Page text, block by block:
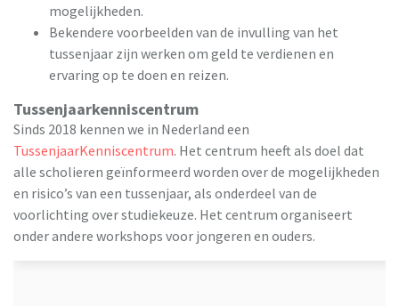
mogelijkheden.
Bekendere voorbeelden van de invulling van het
tussenjaar zijn werken om geld te verdienen en
ervaring op te doen en reizen.
Tussenjaarkenniscentrum
Sinds 2018 kennen we in Nederland een
TussenjaarKenniscentrum. Het centrum heeft als doel dat
alle scholieren geïnformeerd worden over de mogelijkheden
en risico’s van een tussenjaar, als onderdeel van de
voorlichting over studiekeuze. Het centrum organiseert
onder andere workshops voor jongeren en ouders.